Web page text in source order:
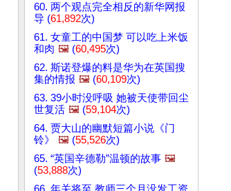
60. 两个观点完全相反的新华网报
导 (61,892次)
61. 女童工的中国梦 可以吃上米饭
和肉 🖼️ (60,495次)
62. 斯诺登爆的料是华为在英国搜
集的情报 🖼️ (60,109次)
63. 39小时没呼吸 她被天使带回尘
世复活 🖼️ (59,104次)
64. 贾大山的幽默短篇小说《门
铃》
🖼️ (55,526次)
65. “英国辛德勒”温顿的故事 🖼️
(53,888次)
66. 年关将至 教师三个月没发工资